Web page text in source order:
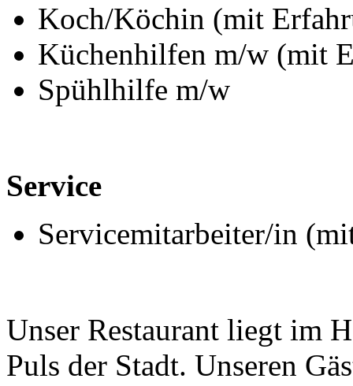
Koch/Köchin (mit
Küchenhilfen m/w (mit
Spühlhilfe m/w
Service
Servicemitarbeiter/in
Unser Restaurant liegt im
Puls der Stadt. Unseren